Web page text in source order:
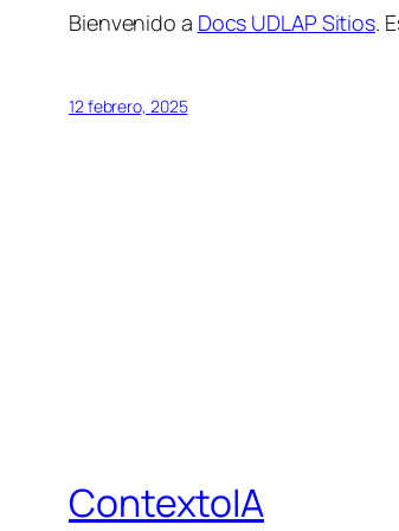
Bienvenido a Docs UDLAP Sitios.
12 febrero, 2025
ContextoIA